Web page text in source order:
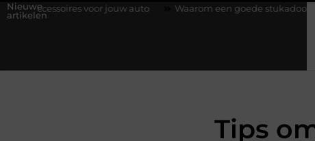
Nieuwe
artikelen
jouw auto Waarom een goede stukadoorgroothandel het
Tips